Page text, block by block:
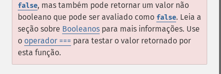
false, mas também pode retornar um valor não
booleano que pode ser avaliado como false. Leia a
seção sobre Booleanos para mais informações. Use
o operador === para testar o valor retornado por
esta função.